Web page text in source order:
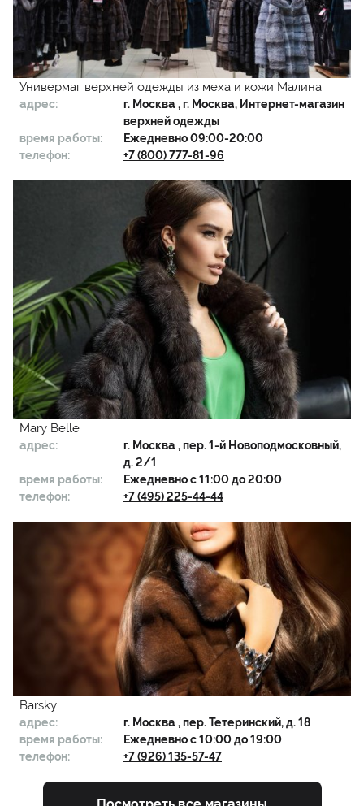
Универмаг верхней одежды из меха и кожи Малина
адрес: г. Москва , г. Москва, Интернет-магазин
верхней одежды
время работы:
Ежедневно 09:00-20:00
телефон:
+7 (800) 777-81-96
Mary Belle
адрес: г. Москва , пер. 1-й Новоподмосковный,
д. 2/1
время работы:
Ежедневно с 11:00 до 20:00
телефон:
+7 (495) 225-44-44
Barsky
адрес: г. Москва , пер. Тетеринский, д. 18
время работы:
Ежедневно с 10:00 до 19:00
телефон:
+7 (926) 135-57-47